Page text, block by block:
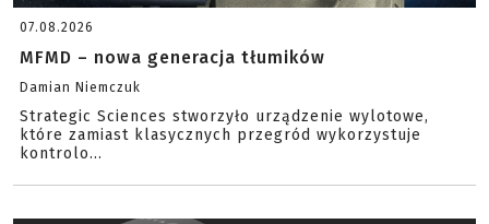
07.08.2026
MFMD – nowa generacja tłumików
Damian Niemczuk
Strategic Sciences stworzyło urządzenie wylotowe,
które zamiast klasycznych przegród wykorzystuje
kontrolo...